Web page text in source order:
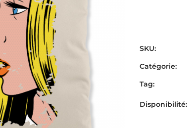
SKU:
Catégorie:
Tag:
Disponibilité: